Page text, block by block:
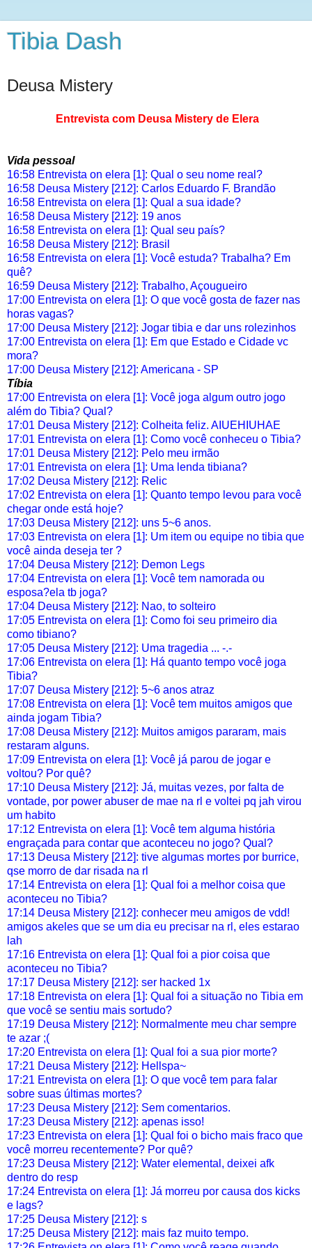
Tibia Dash
Deusa Mistery
Entrevista com Deusa Mistery de Elera
Vida pessoal
16:58 Entrevista on elera [1]: Qual o seu nome real?
16:58 Deusa Mistery [212]: Carlos Eduardo F. Brandão
16:58 Entrevista on elera [1]: Qual a sua idade?
16:58 Deusa Mistery [212]: 19 anos
16:58 Entrevista on elera [1]: Qual seu país?
16:58 Deusa Mistery [212]: Brasil
16:58 Entrevista on elera [1]: Você estuda? Trabalha? Em
quê?
16:59 Deusa Mistery [212]: Trabalho, Açougueiro
17:00 Entrevista on elera [1]: O que você gosta de fazer nas
horas vagas?
17:00 Deusa Mistery [212]: Jogar tibia e dar uns rolezinhos
17:00 Entrevista on elera [1]: Em que Estado e Cidade vc
mora?
17:00 Deusa Mistery [212]: Americana - SP
Tíbia
17:00 Entrevista on elera [1]: Você joga algum outro jogo
além do Tibia? Qual?
17:01 Deusa Mistery [212]: Colheita feliz. AIUEHIUHAE
17:01 Entrevista on elera [1]: Como você conheceu o Tibia?
17:01 Deusa Mistery [212]: Pelo meu irmão
17:01 Entrevista on elera [1]: Uma lenda tibiana?
17:02 Deusa Mistery [212]: Relic
17:02 Entrevista on elera [1]: Quanto tempo levou para você
chegar onde está hoje?
17:03 Deusa Mistery [212]: uns 5~6 anos.
17:03 Entrevista on elera [1]: Um item ou equipe no tibia que
você ainda deseja ter ?
17:04 Deusa Mistery [212]: Demon Legs
17:04 Entrevista on elera [1]: Você tem namorada ou
esposa?ela tb joga?
17:04 Deusa Mistery [212]: Nao, to solteiro
17:05 Entrevista on elera [1]: Como foi seu primeiro dia
como tibiano?
17:05 Deusa Mistery [212]: Uma tragedia ... -.-
17:06 Entrevista on elera [1]: Há quanto tempo você joga
Tibia?
17:07 Deusa Mistery [212]: 5~6 anos atraz
17:08 Entrevista on elera [1]: Você tem muitos amigos que
ainda jogam Tibia?
17:08 Deusa Mistery [212]: Muitos amigos pararam, mais
restaram alguns.
17:09 Entrevista on elera [1]: Você já parou de jogar e
voltou? Por quê?
17:10 Deusa Mistery [212]: Já, muitas vezes, por falta de
vontade, por power abuser de mae na rl e voltei pq jah virou
um habito
17:12 Entrevista on elera [1]: Você tem alguma história
engraçada para contar que aconteceu no jogo? Qual?
17:13 Deusa Mistery [212]: tive algumas mortes por burrice,
qse morro de dar risada na rl
17:14 Entrevista on elera [1]: Qual foi a melhor coisa que
aconteceu no Tibia?
17:14 Deusa Mistery [212]: conhecer meu amigos de vdd!
amigos akeles que se um dia eu precisar na rl, eles estarao
lah
17:16 Entrevista on elera [1]: Qual foi a pior coisa que
aconteceu no Tibia?
17:17 Deusa Mistery [212]: ser hacked 1x
17:18 Entrevista on elera [1]: Qual foi a situação no Tibia em
que você se sentiu mais sortudo?
17:19 Deusa Mistery [212]: Normalmente meu char sempre
te azar ;(
17:20 Entrevista on elera [1]: Qual foi a sua pior morte?
17:21 Deusa Mistery [212]: Hellspa~
17:21 Entrevista on elera [1]: O que você tem para falar
sobre suas últimas mortes?
17:23 Deusa Mistery [212]: Sem comentarios.
17:23 Deusa Mistery [212]: apenas isso!
17:23 Entrevista on elera [1]: Qual foi o bicho mais fraco que
você morreu recentemente? Por quê?
17:23 Deusa Mistery [212]: Water elemental, deixei afk
dentro do resp
17:24 Entrevista on elera [1]: Já morreu por causa dos kicks
e lags?
17:25 Deusa Mistery [212]: s
17:25 Deusa Mistery [212]: mais faz muito tempo.